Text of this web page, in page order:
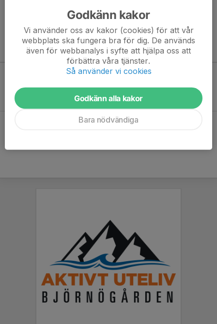
Kommande aktiviteter
Inga aktiviteter inbokade
Godkänn kakor
Vi använder oss av kakor (cookies) för att vår
webbplats ska fungera bra för dig. De används
även för webbanalys i syfte att hjälpa oss att
förbättra våra tjänster.
Så använder vi cookies
Godkänn alla kakor
Bara nödvändiga